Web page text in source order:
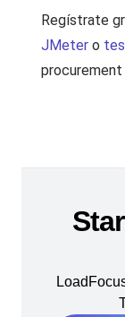
Regístrate
JMeter o
procurement